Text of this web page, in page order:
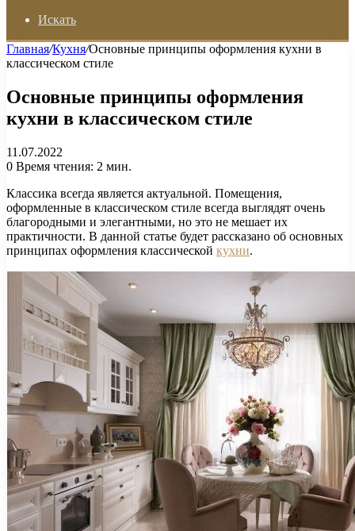
Искать
Главная/Кухня/Основные принципы оформления кухни в
классическом стиле
Основные принципы оформления
кухни в классическом стиле
11.07.2022
0 Время чтения: 2 мин.
Классика всегда является актуальной. Помещения,
оформленные в классическом стиле всегда выглядят очень
благородными и элегантными, но это не мешает их
практичности. В данной статье будет рассказано об основных
принципах оформления классической кухни.